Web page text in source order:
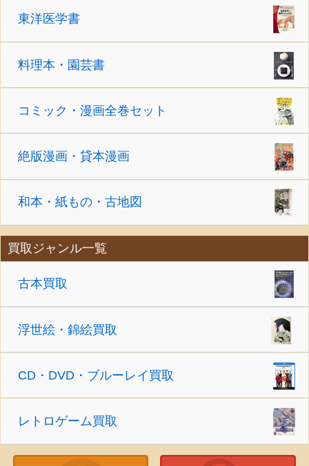
東洋医学書
料理本・園芸書
コミック・漫画全巻セット
絶版漫画・貸本漫画
和本・紙もの・古地図
買取ジャンル一覧
古本買取
浮世絵・錦絵買取
CD・DVD・ブルーレイ買取
レトロゲーム買取